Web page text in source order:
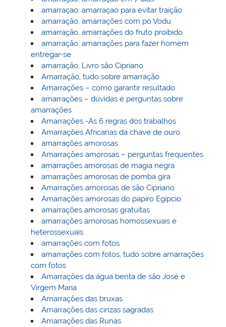
amarraçao, amarraçao para evitar traição
amarração, amarrações com pó Vodu
amarração, amarrações do fruto proibido
amarração, amarrações para fazer homem
entregar-se
amarração, Livro são Cipriano
Amarração, tudo sobre amarração
Amarrações – como garantir resultado
amarrações – dúvidas e perguntas sobre
amarrações
Amarrações -As 6 regras dos trabalhos
Amarrações Africanas da chave de ouro
amarrações amorosas
Amarrações amorosas – perguntas frequentes
amarrações amorosas de magia negra
amarrações amorosas de pomba gira
Amarrações amorosas de são Cipriano
Amarrações amorosas do papiro Egipcio
amarrações amorosas gratuitas
amarrações amorosas homossexuais e
heterossexuais
amarrações com fotos
amarrações com fotos, tudo sobre amarrações
com fotos
Amarrações da água benta de são José e
Virgem Maria
Amarrações das bruxas
Amarrações das cinzas sagradas
Amarrações das Runas